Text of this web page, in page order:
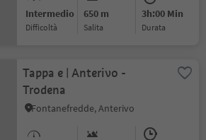
Intermedio
Difficoltà
650 m
Salita
3h:00 Min
durata
Tappa e | Anterivo -
Trodena
Fontanefredde, Anterivo